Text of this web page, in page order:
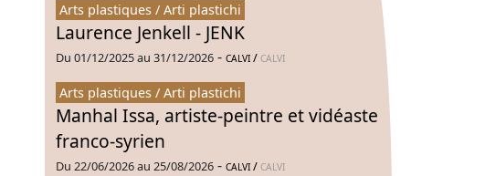
Arts plastiques / Arti plastichi
Laurence Jenkell - JENK
Du 01/12/2025 au 31/12/2026 - CALVI / CALVI
Arts plastiques / Arti plastichi
Manhal Issa, artiste-peintre et vidéaste
franco-syrien
Du 22/06/2026 au 25/08/2026 - CALVI / CALVI